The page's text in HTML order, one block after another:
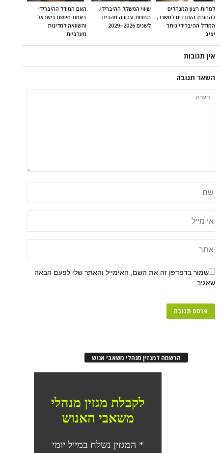
האם המודל ההיברידי
באמת מיושם בישראל
והשוואה למדינות
מערביות
שיווי המשקל ההיברידי:
תחזיות עבודה מהבית
לשנים 2026–2029
למרות רצון המנהלים
להחזרת העובדים למשרד,
המודל ההיברידי נותר
יציב
אין תגובות
השאר תגובה
שמור בדפדפן זה את השם, האימייל והאתר שלי לפעם הבאה
שאגיב.
הרשמה למגזין מנהלי משאבי אנוש